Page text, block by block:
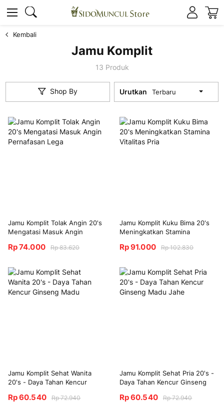
Kembali
Jamu Komplit
13 Produk
Shop By Urutkan
Jamu Komplit Tolak Angin 20's
Mengatasi Masuk Angin
Rp 74.000 Rp 83.620
Jamu Komplit Kuku Bima 20's
Meningkatkan Stamina
Rp 91.000 Rp 102.830
Jamu Komplit Sehat Wanita
20's - Daya Tahan Kencur
Rp 60.540 Rp 72.940
Jamu Komplit Sehat Pria 20's -
Daya Tahan Kencur Ginseng
Rp 60.540 Rp 72.940